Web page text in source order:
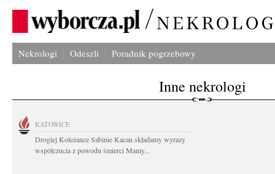
Nekrologi Odeszli Poradnik pogrzebowy
Inne nekrologi
KATOWICE
Drogiej Koleżance Sabinie Kacan składamy wyrazy
współczucia z powodu śmierci Mamy...